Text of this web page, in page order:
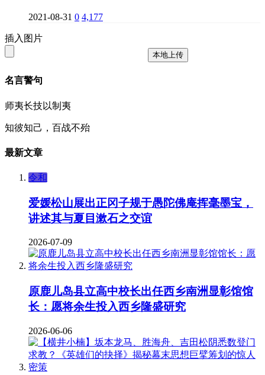
2021-08-31 0 4,177
插入图片
本地上传
名言警句
师夷长技以制夷
知彼知己，百战不殆
最新文章
令和
爱媛松山展出正冈子规于愚陀佛庵挥毫墨宝，
讲述其与夏目漱石之交谊
2026-07-09
原鹿儿岛县立高中校长出任西乡南洲显彰馆馆
长：愿将余生投入西乡隆盛研究
2026-06-06